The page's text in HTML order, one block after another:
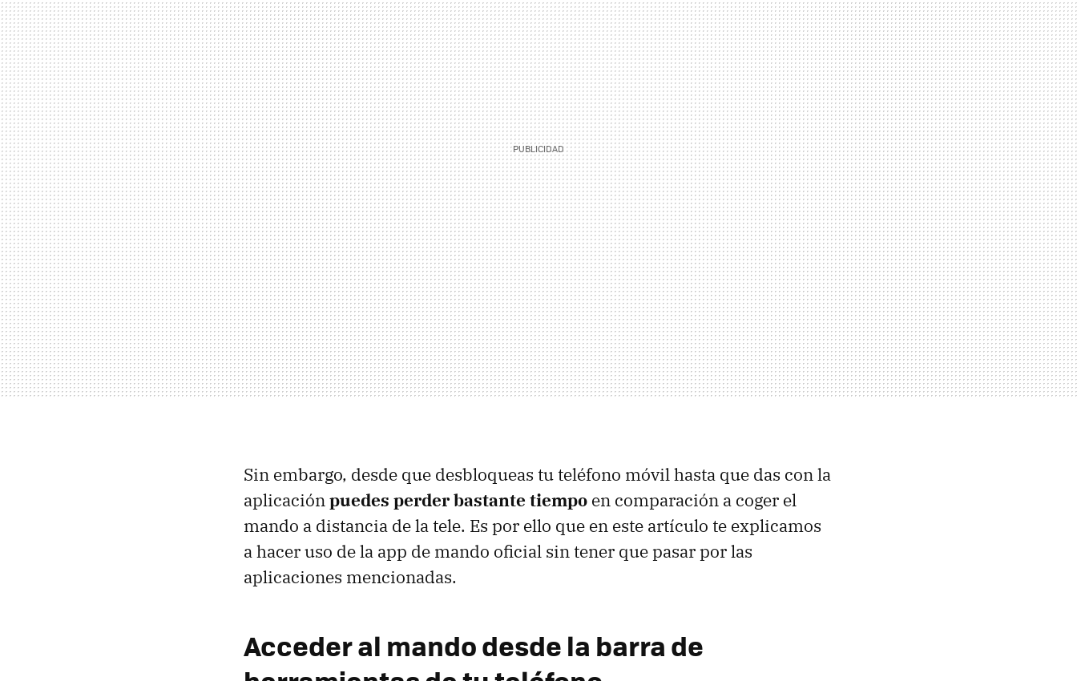
Sin embargo, desde que desbloqueas tu teléfono móvil hasta que das con la
aplicaciónpuedes perder bastante tiempo en comparación a coger el
mando a distancia de la tele. Es por ello que en este artículo te explicamos
a hacer uso de la app de mando oficial sin tener que pasar por las
aplicaciones mencionadas.
Acceder al mando desde la barra de